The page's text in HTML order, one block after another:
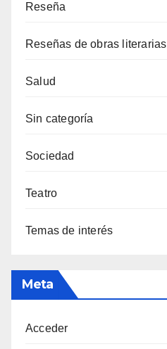
Reseña
Reseñas de obras literarias
Salud
Sin categoría
Sociedad
Teatro
Temas de interés
Meta
Acceder